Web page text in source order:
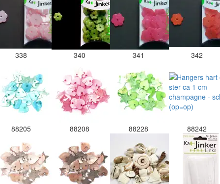
338 340 341 342
88205 88208 88228 88242